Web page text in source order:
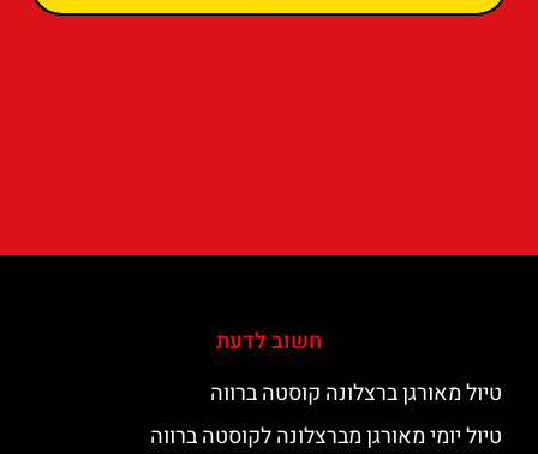
חשוב לדעת
טיול מאורגן ברצלונה קוסטה ברווה
טיול יומי מאורגן מברצלונה לקוסטה ברווה